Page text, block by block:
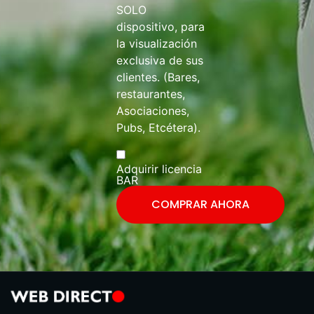
SOLO
dispositivo, para
la visualización
exclusiva de sus
clientes. (Bares,
restaurantes,
Asociaciones,
Pubs, Etcétera).
Adquirir licencia
BAR
COMPRAR AHORA